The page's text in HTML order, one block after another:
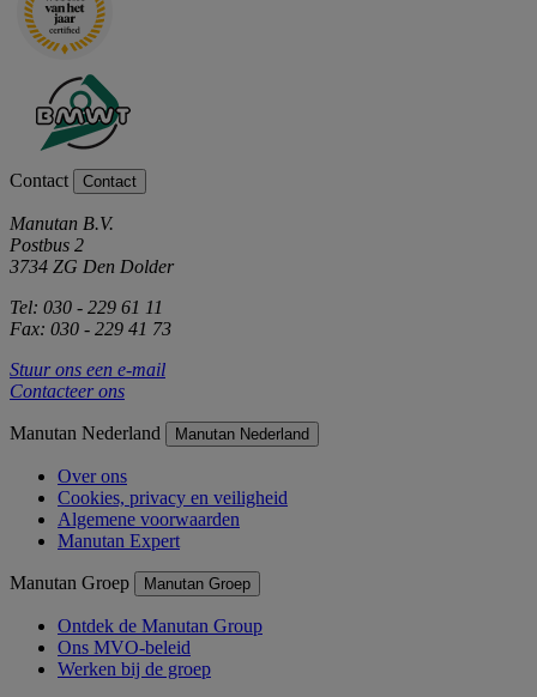
Contact Contact
Manutan B.V.
Postbus 2
3734 ZG Den Dolder
Tel: 030 - 229 61 11
Fax: 030 - 229 41 73
Stuur ons een e-mail
Contacteer ons
Manutan Nederland Manutan Nederland
Over ons
Cookies, privacy en veiligheid
Algemene voorwaarden
Manutan Expert
Manutan Groep Manutan Groep
Ontdek de Manutan Group
Ons MVO-beleid
Werken bij de groep